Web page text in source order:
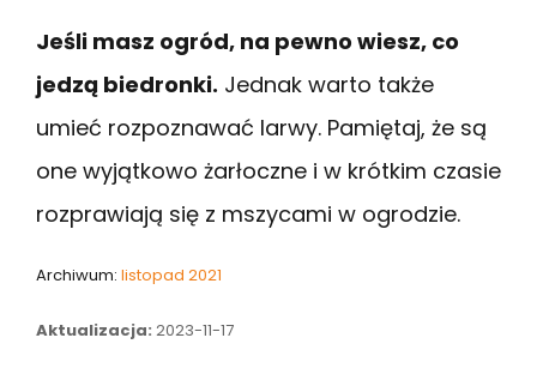
Jeśli masz ogród, na pewno wiesz, co
jedzą biedronki. Jednak warto także
umieć rozpoznawać larwy. Pamiętaj, że są
one wyjątkowo żarłoczne i w krótkim czasie
rozprawiają się z mszycami w ogrodzie.
Archiwum: listopad 2021
Aktualizacja: 2023-11-17